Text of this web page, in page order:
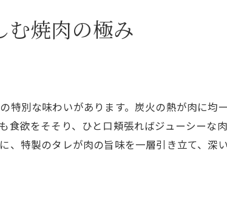
会の決定版！神田駅での和牛ロース
で香りと味を楽しむ和牛ロース
香りが誘う神田駅の和牛体験
い香りに包まれる至福の神田駅
む焼肉の極み
別な味わいがあります。炭火の熱が肉に均
食欲をそそり、ひと口頬張ればジューシーな
特製のタレが肉の旨味を一層引き立て、深